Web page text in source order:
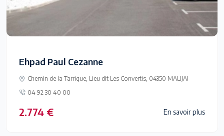
Ehpad Paul Cezanne
Chemin de la Tarrique, Lieu dit Les Convertis, 04350 MALIJAI
04 92 30 40 00
2.774 € En savoir plus